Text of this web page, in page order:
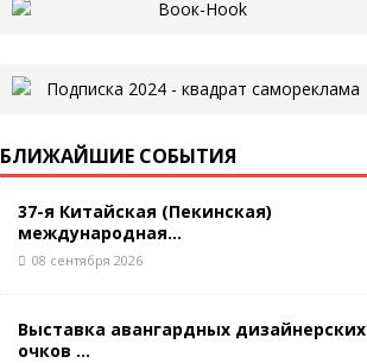
БЛИЖАЙШИЕ СОБЫТИЯ
37-я Китайская (Пекинская)
международная...
08 сентября 2026
Выставка авангардных дизайнерских
очков ...